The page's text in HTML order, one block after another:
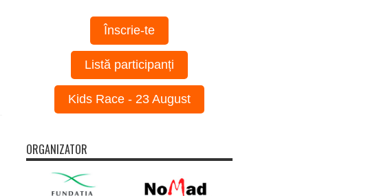
Înscrie-te
Listă participanți
Kids Race - 23 August
ORGANIZATOR